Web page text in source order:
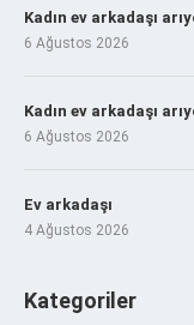
Kadın ev arkadaşı
6 Ağustos 2026
Kadın ev arkadaşı
6 Ağustos 2026
Ev arkadaşı
4 Ağustos 2026
Kategoriler